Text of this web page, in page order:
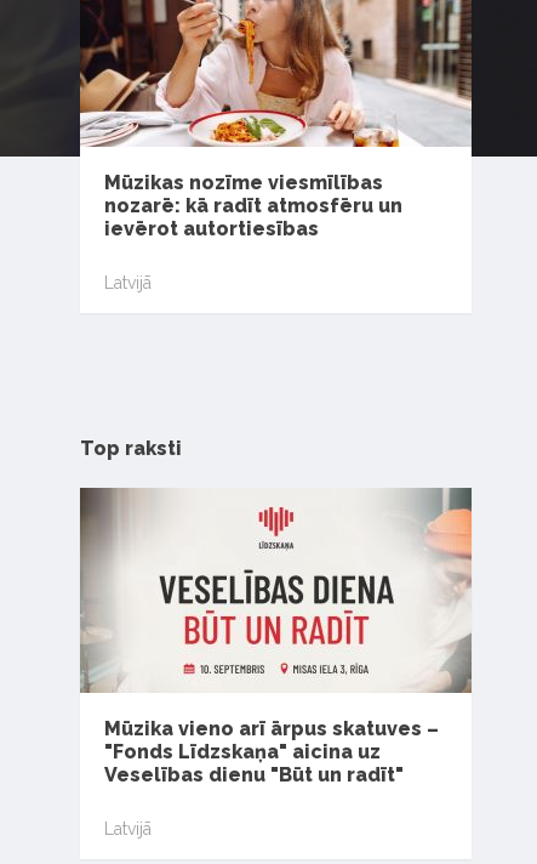
Mūzikas nozīme viesmīlības
nozarē: kā radīt atmosfēru un
ievērot autortiesības
Latvijā
Top raksti
Mūzika vieno arī ārpus skatuves –
"Fonds Līdzskaņa" aicina uz
Veselības dienu "Būt un radīt"
Latvijā